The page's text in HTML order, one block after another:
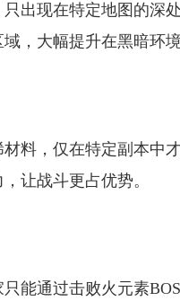
出现在特定地图的深
，大幅提升在黑暗环
料，仅在特定副本中
让战斗更占优势。
能通过击败火元素